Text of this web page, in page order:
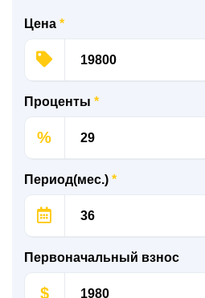
Цена *
Проценты *
%
Период(мес.) *
Первоначальный взнос
$